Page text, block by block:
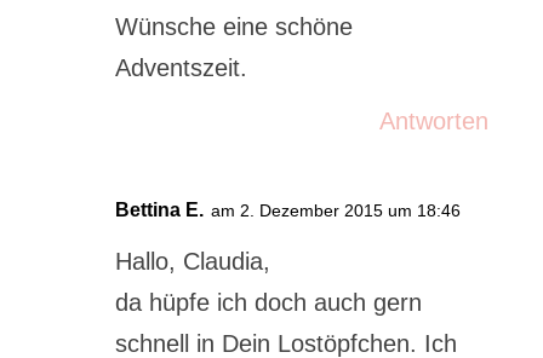
Wünsche eine schöne
Adventszeit.
Antworten
Bettina E. am 2. Dezember 2015 um 18:46
Hallo, Claudia,
da hüpfe ich doch auch gern
schnell in Dein Lostöpfchen. Ich